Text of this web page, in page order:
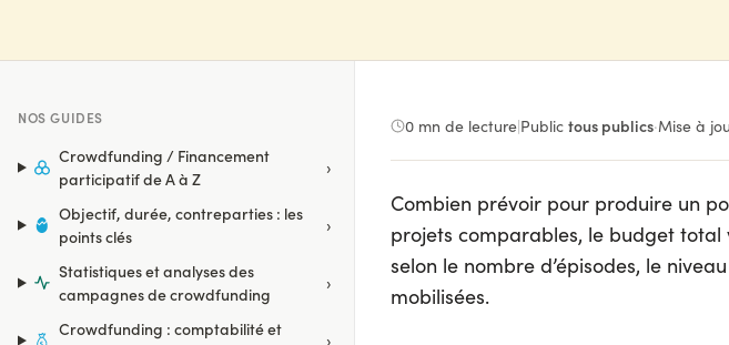
NOS GUIDES
Crowdfunding / Financement
participatif de A à Z
›
Objectif, durée, contreparties : les
points clés
›
Statistiques et analyses des
campagnes de crowdfunding
›
Crowdfunding : comptabilité et
›
0 mn de lecture|Public :tous publics·Mise à
Combien prévoir pour produire un
projets comparables, le budget
selon le nombre d’épisodes, le
mobilisées.